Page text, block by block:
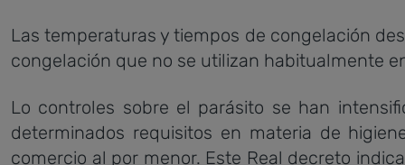
Las temperaturas y tiempos de congelación
congelación que no se utilizan habitualmente
Lo controles sobre el parásito se han
determinados requisitos en materia de
comercio al por menor. Este Real decreto